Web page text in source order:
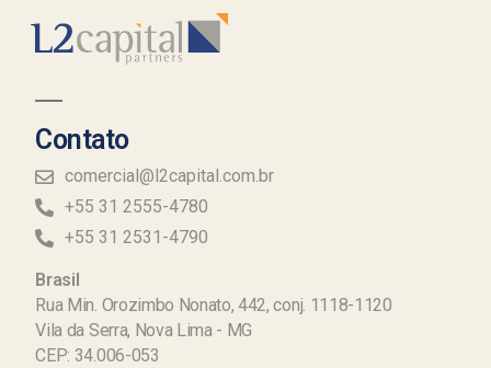
Contato
comercial@l2capital.com.br
+55 31 2555-4780
+55 31 2531-4790
Brasil
Rua Min. Orozimbo Nonato, 442, conj. 1118-1120
Vila da Serra, Nova Lima - MG
CEP: 34.006-053